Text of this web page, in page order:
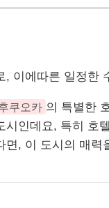
이에따른 일정한
쿠오카 의 특별한
인데요, 특히 호
, 이 도시의 매